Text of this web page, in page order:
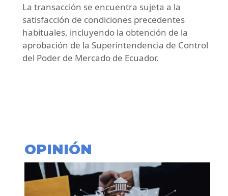
La transacción se encuentra sujeta a la
satisfacción de condiciones precedentes
habituales, incluyendo la obtención de la
aprobación de la Superintendencia de Control
del Poder de Mercado de Ecuador.
OPINIÓN